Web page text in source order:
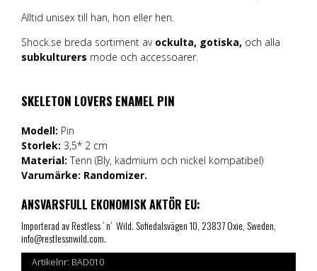
Alltid unisex till han, hon eller hen.
Shock.se breda sortiment av ockulta, gotiska, och alla
subkulturers mode och accessoarer.
SKELETON LOVERS ENAMEL PIN
Modell: Pin
Storlek: 3,5* 2 cm
Material: Tenn (Bly, kadmium och nickel kompatibel)
Varumärke: Randomizer.
ANSVARSFULL EKONOMISK AKTÖR EU:
Importerad av Restless ’ n’ Wild. Sofiedalsvägen 10, 23837 Oxie, Sweden,
info@restlessnwild.com.
Artikelnr: BAD010